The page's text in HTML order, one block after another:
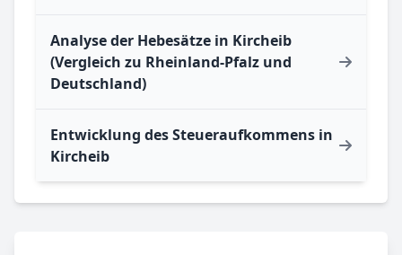
Analyse der Hebesätze in Kircheib
(Vergleich zu Rheinland-Pfalz und
Deutschland)
Entwicklung des Steueraufkommens in
Kircheib